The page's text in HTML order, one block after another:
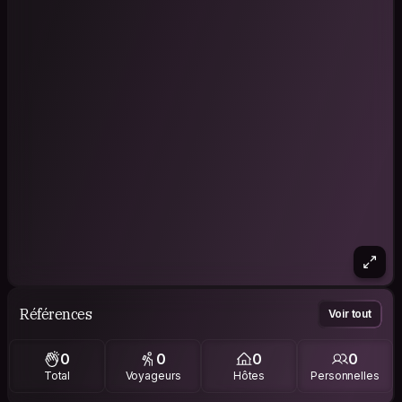
Références Voir tout
0
Total
0
Voyageurs
0
Hôtes
0
Personnelles